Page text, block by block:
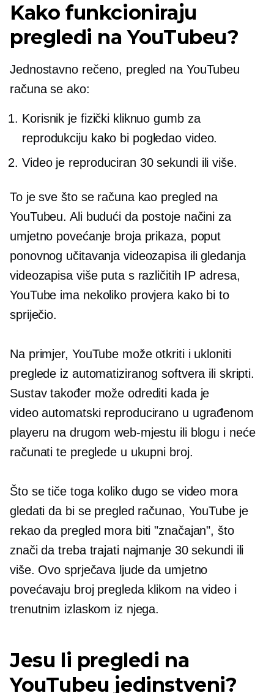
Kako funkcioniraju
pregledi na YouTubeu?
Jednostavno rečeno, pregled na YouTubeu
računa se ako:
Korisnik je fizički kliknuo gumb za
reprodukciju kako bi pogledao video.
Video je reproduciran 30 sekundi ili više.
To je sve što se računa kao pregled na
YouTubeu. Ali budući da postoje načini za
umjetno povećanje broja prikaza, poput
ponovnog učitavanja videozapisa ili gledanja
videozapisa više puta s različitih IP adresa,
YouTube ima nekoliko provjera kako bi to
spriječio.
Na primjer, YouTube može otkriti i ukloniti
preglede iz automatiziranog softvera ili skripti.
Sustav također može odrediti kada je
videoautomatski reproducirano u ugrađenom
playeru na drugom web-mjestu ili blogu i neće
računati te preglede u ukupni broj.
Što se tiče toga koliko dugo se video mora
gledati da bi se pregled računao, YouTube je
rekao da pregled mora biti "značajan", što
znači da treba trajati najmanje 30 sekundi ili
više. Ovo sprječava ljude da umjetno
povećavaju broj pregleda klikom na video i
trenutnim izlaskom iz njega.
Jesu li pregledi na
YouTubeu jedinstveni?